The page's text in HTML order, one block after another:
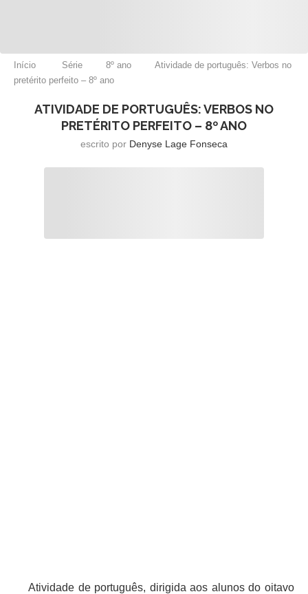
Início Série 8º ano
Atividade de português: Verbos no
pretérito perfeito – 8º ano
ATIVIDADE DE PORTUGUÊS: VERBOS NO
PRETÉRITO PERFEITO – 8º ANO
escrito por Denyse Lage Fonseca
Atividade de português, dirigida aos alunos do oitavo